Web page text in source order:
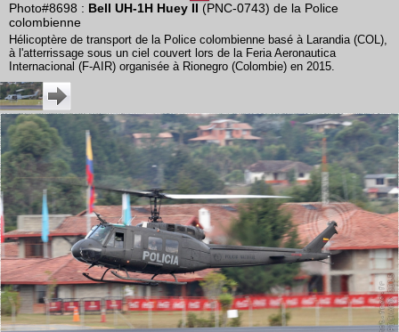
Photo#8698 : Bell UH-1H Huey II (PNC-0743) de la Police
colombienne
Hélicoptère de transport de la Police colombienne basé à Larandia (COL),
à l'atterrissage sous un ciel couvert lors de la Feria Aeronautica
Internacional (F-AIR) organisée à Rionegro (Colombie) en 2015.